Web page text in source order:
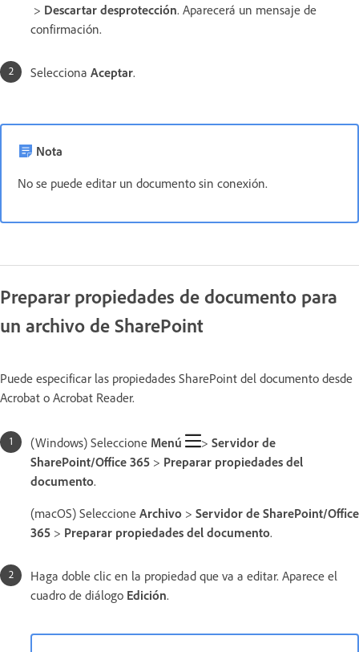
> Descartar desprotección. Aparecerá un mensaje de
confirmación.
Selecciona Aceptar.
Nota
No se puede editar un documento sin conexión.
Preparar propiedades de documento para
un archivo de SharePoint
Puede especificar las propiedades SharePoint del documento desde
Acrobat o Acrobat Reader.
(Windows) Seleccione Menú > Servidor de
SharePoint/Office 365 > Preparar propiedades del
documento.
(macOS) Seleccione Archivo > Servidor de SharePoint/Office
365 > Preparar propiedades del documento.
Haga doble clic en la propiedad que va a editar. Aparece el
cuadro de diálogo Edición.